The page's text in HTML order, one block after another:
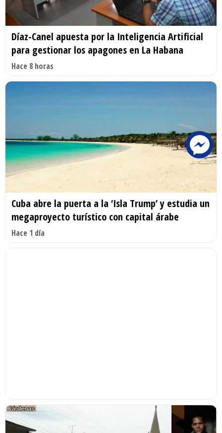
Díaz-Canel apuesta por la Inteligencia Artificial
para gestionar los apagones en La Habana
Hace 8 horas
Cuba abre la puerta a la ‘Isla Trump’ y estudia un
megaproyecto turístico con capital árabe
Hace 1 día